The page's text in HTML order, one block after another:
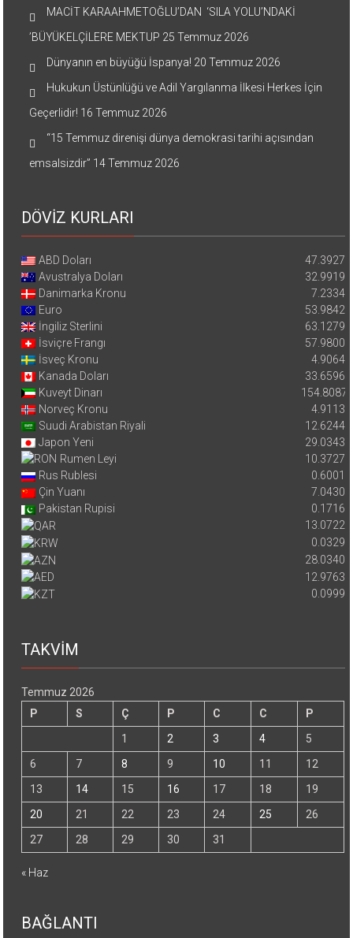
MACİT KARAAHMETOĞLU’DAN ‘SILA YOLU’NDAKİ
’BÜYÜKELÇİLERE MEKTUP 25 Temmuz 2026
Dünyanın en büyüğü İspanya! 20 Temmuz 2026
Hukukun Üstünlüğü ve Adil Yargılanma İlkesi Herkes İçin
Geçerlidir! 16 Temmuz 2026
“15 Temmuz direnişi dünya demokrasi tarihi açısından
emsalsizdir” 14 Temmuz 2026
DÖVİZ KURLARI
ABD Doları
47.3927
Avustralya Doları
32.9919
Danimarka Kronu
7.2334
Euro
53.9842
İngiliz Sterlini
63.1279
İsviçre Frangı
57.9800
İsveç Kronu
4.9064
Kanada Doları
33.6596
Kuveyt Dinarı
154.8087
Norveç Kronu
4.9113
Suudi Arabistan Riyali
12.6244
Japon Yeni
29.0343
Rumen Leyi
10.3727
Rus Rublesi
0.6001
Çin Yuanı
7.0430
Pakistan Rupisi
0.1716
13.0722
0.0329
28.0340
12.9763
0.0999
TAKVİM
Temmuz 2026
P
S Ç P C C
P
1
2 3 4
5
6
7 8 9 10 11
12
13
14 15 16 17 18
19
20
21 22 23 24 25
26
27
28 29 30 31
« Haz
BAĞLANTI